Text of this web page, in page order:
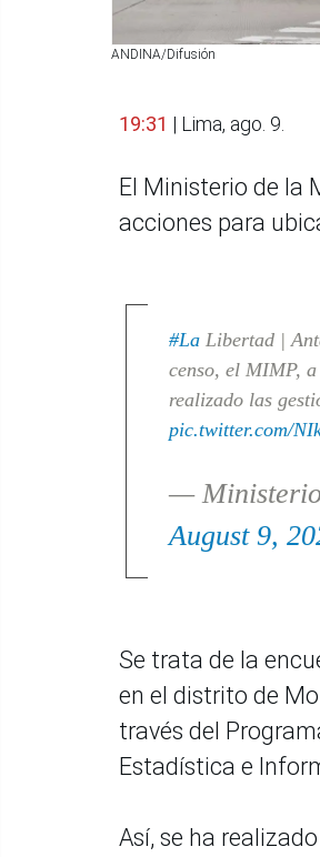
ANDINA/Difusión
19:31 | Lima, ago. 9.
El Ministerio de la
acciones para
#LaLibertad |
censo, el MIMP,
realizado las
pic.twitter.com/
— Ministerio
August 9,
Se trata de la
en el distrito de
través del
Estadística e
Así, se ha